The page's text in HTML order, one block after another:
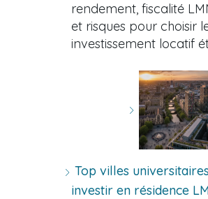
rendement, fiscalité
et risques pour choisir
investissement locatif
Top villes
investir en résidence